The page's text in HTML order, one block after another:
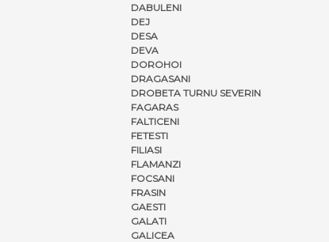
DABULENI
DEJ
DESA
DEVA
DOROHOI
DRAGASANI
DROBETA TURNU SEVERIN
FAGARAS
FALTICENI
FETESTI
FILIASI
FLAMANZI
FOCSANI
FRASIN
GAESTI
GALATI
GALICEA